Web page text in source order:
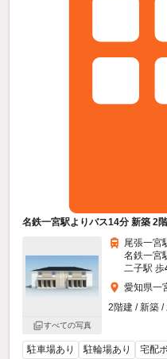
名鉄一宮駅よりバス14分 新築 2
すべての写真
尾張一宮
名鉄一宮
二子駅 歩
愛知県一
2階建 / 新築 /
駐車場あり 駐輪場あり 宅配